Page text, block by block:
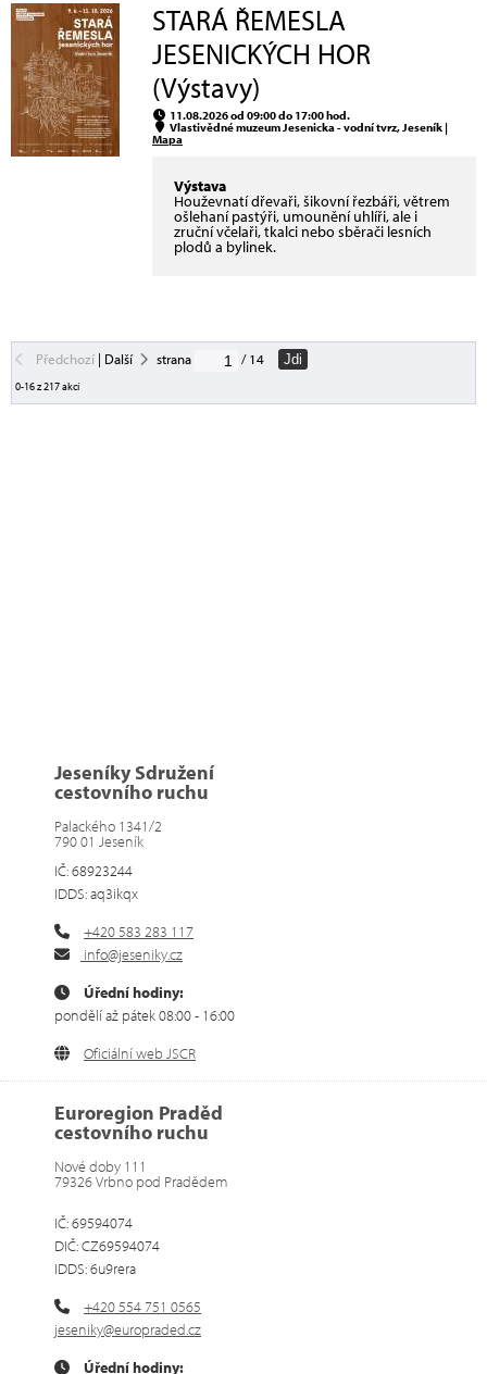
STARÁ ŘEMESLA
JESENICKÝCH HOR
(Výstavy)
11.08.2026 od 09:00 do 17:00 hod.
Vlastivědné muzeum Jesenicka - vodní tvrz, Jeseník |
Mapa
Výstava
Houževnatí dřevaři, šikovní řezbáři, větrem
ošlehaní pastýři, umounění uhlíři, ale i
zruční včelaři, tkalci nebo sběrači lesních
plodů a bylinek.
Předchozí| Další strana / 14 Jdi
0-16 z 217 akcí
Jeseníky Sdružení
cestovního ruchu
Palackého 1341/2
790 01 Jeseník
IČ: 68923244
IDDS: aq3ikqx
+420 583 283 117
info@jeseniky.cz
Úřední hodiny:
pondělí až pátek 08:00 - 16:00
Oficiální web JSCR
Euroregion Praděd
cestovního ruchu
Nové doby 111
79326 Vrbno pod Pradědem
IČ: 69594074
DIČ: CZ69594074
IDDS: 6u9rera
+420 554 751 0565
jeseniky@europraded.cz
Úřední hodiny: